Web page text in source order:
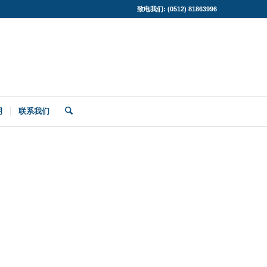
致电我们: (0512) 81863996
联系我们